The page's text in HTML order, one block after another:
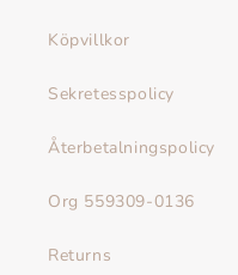
Köpvillkor
Sekretesspolicy
Återbetalningspolicy
Org 559309-0136
Returns